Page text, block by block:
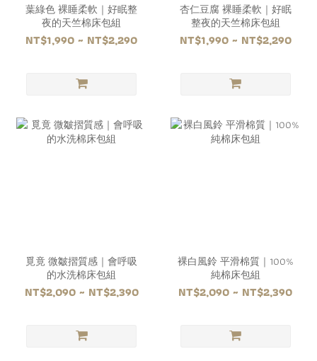
葉綠色 裸睡柔軟｜好眠整
夜的天竺棉床包組
NT$1,990 ~ NT$2,290
杏仁豆腐 裸睡柔軟｜好眠
整夜的天竺棉床包組
NT$1,990 ~ NT$2,290
覓竟 微皺摺質感｜會呼吸
的水洗棉床包組
NT$2,090 ~ NT$2,390
裸白風鈴 平滑棉質｜100%
純棉床包組
NT$2,090 ~ NT$2,390